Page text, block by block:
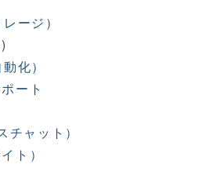
ージ）
化）
ート
ャット）
ト）